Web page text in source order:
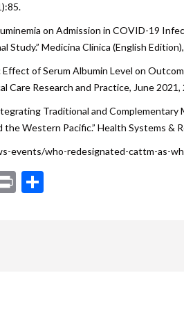
on Admission in COVID-19
Medicina Clínica (English
of Serum Albumin Level on
Care Research and Practice, June
Traditional and
Western Pacific.” Health Systems &
events/who-redesignated-cattm-as-
Print